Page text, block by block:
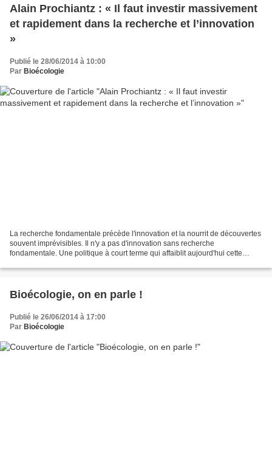
Alain Prochiantz : « Il faut investir massivement
et rapidement dans la recherche et l’innovation
»
Publié le 28/06/2014 à 10:00
Par Bioécologie
La recherche fondamentale précède l'innovation et la nourrit de découvertes
souvent imprévisibles. Il n'y a pas d'innovation sans recherche
fondamentale. Une politique à court terme qui affaiblit aujourd'hui cette
Bioécologie, on en parle !
Publié le 26/06/2014 à 17:00
Par Bioécologie